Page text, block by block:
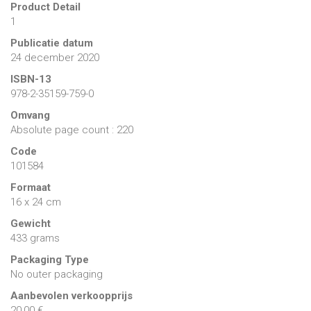
Product Detail
1
Publicatie datum
24 december 2020
ISBN-13
978-2-35159-759-0
Omvang
Absolute page count : 220
Code
101584
Formaat
16 x 24 cm
Gewicht
433 grams
Packaging Type
No outer packaging
Aanbevolen verkoopprijs